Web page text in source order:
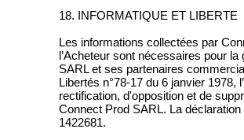
18. INFORMATIQUE ET LIBERTE
Les informations collectées par
l’Acheteur sont nécessaires pour
SARL et ses partenaires
Libertés n°78-17 du 6 janvier 1978,
rectification, d'opposition et de
Connect Prod SARL. La
1422681.